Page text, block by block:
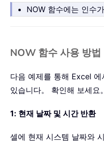
NOW 함수에는 인수가
NOW 함수 사용 방법
다음 예제를 통해 Excel 에
있습니다。 확인해 보세요。
1: 현재 날짜 및 시간 반환
셀에 현재 시스템 날짜와